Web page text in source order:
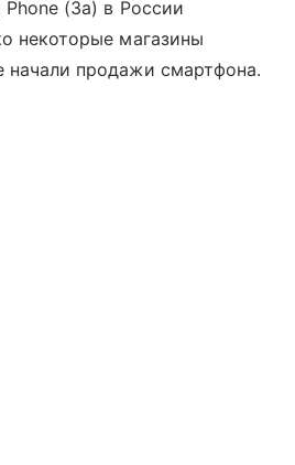
(3a) в России
некоторые магазины
начали продажи смартфона.